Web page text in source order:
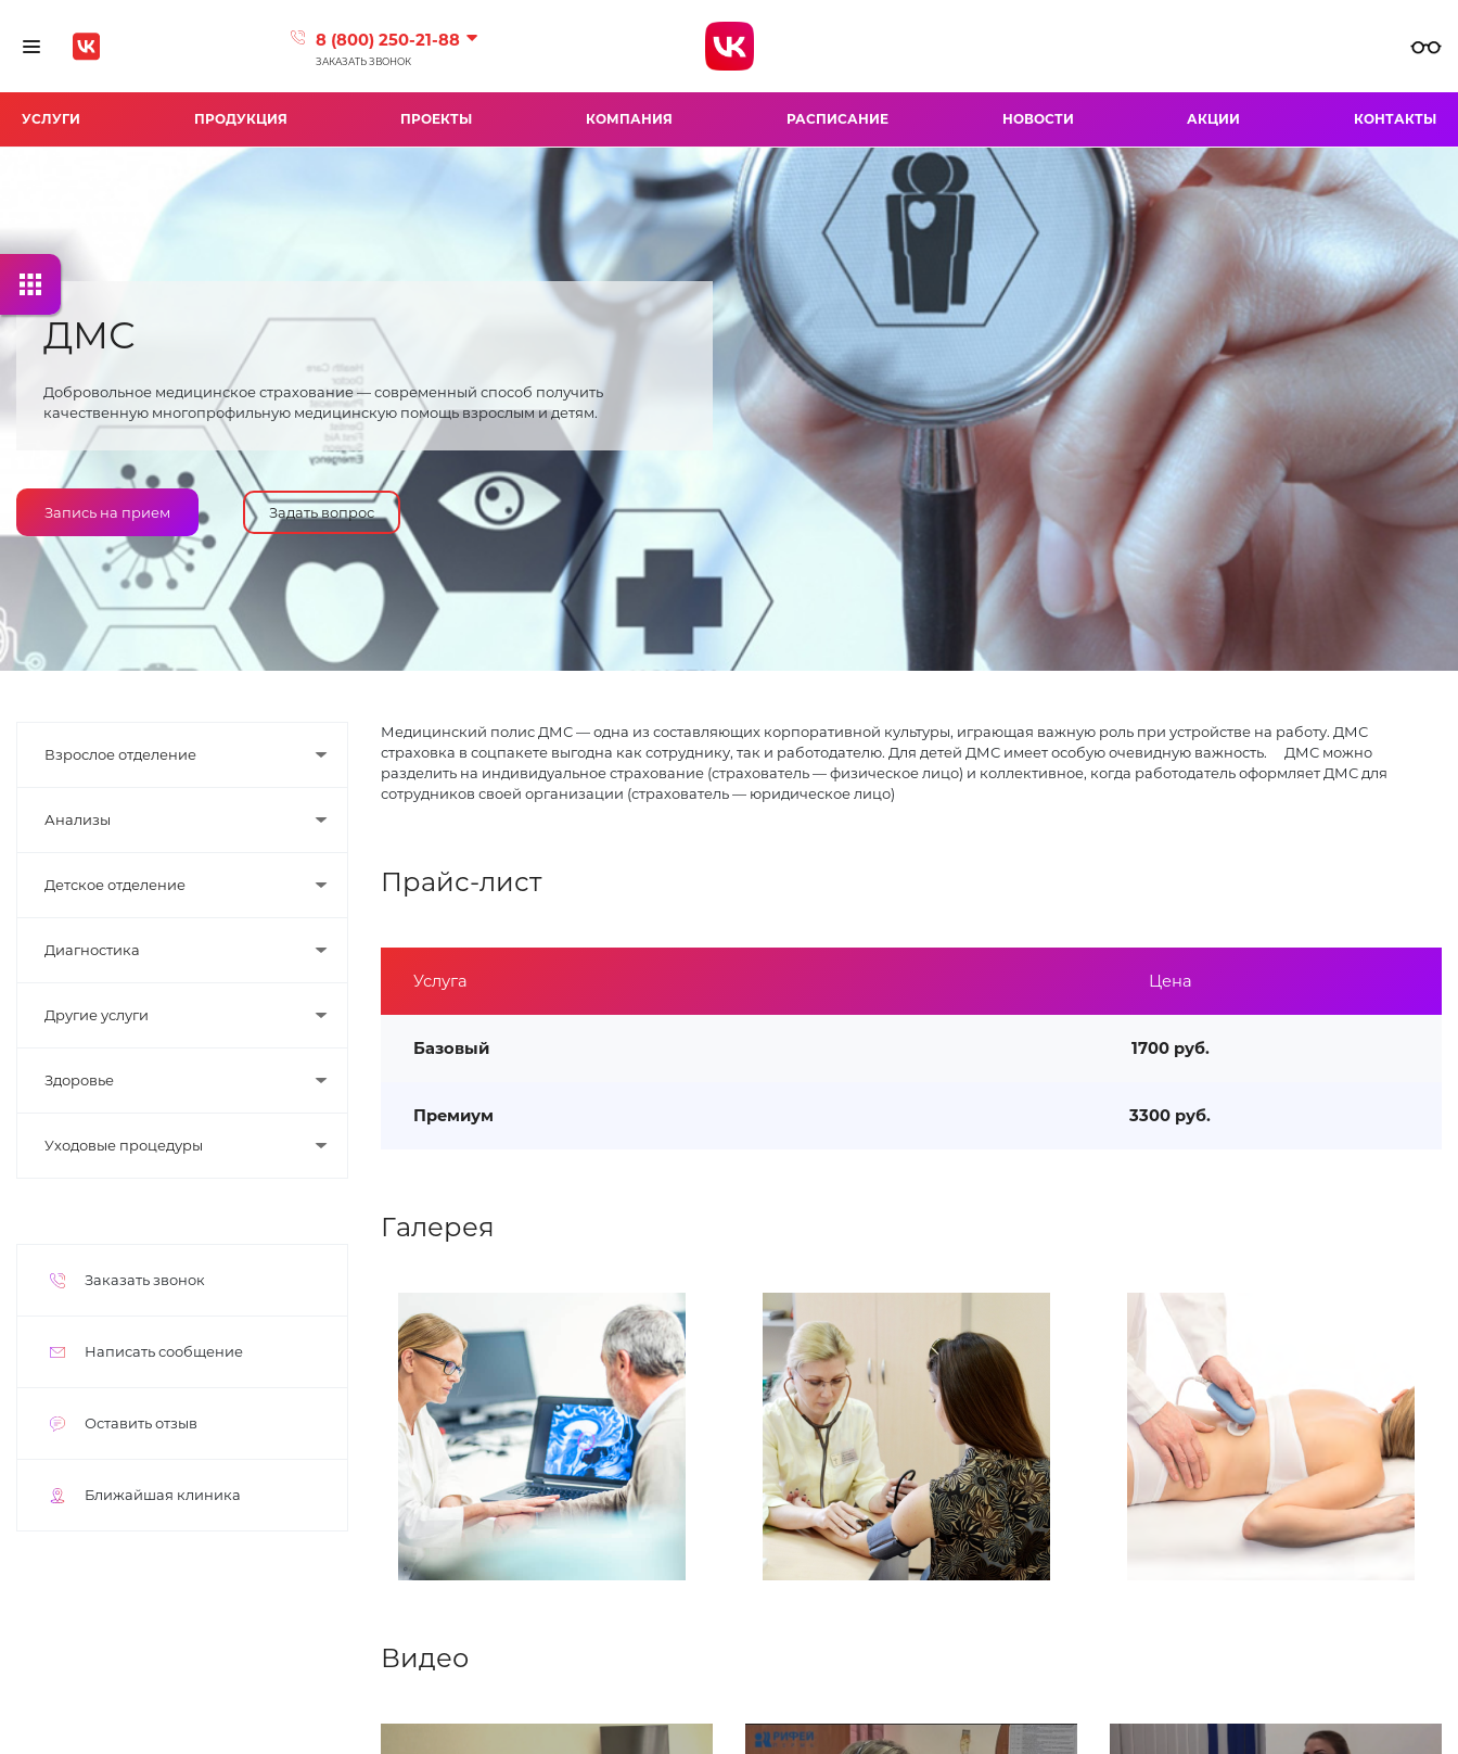
Toggle navigation 8 (800) 250-21-88
ЗАКАЗАТЬ ЗВОНОК
УСЛУГИ ПРОДУКЦИЯ ПРОЕКТЫ КОМПАНИЯ РАСПИСАНИЕ НОВОСТИ АКЦИИ КОНТАКТЫ
ДМС
Добровольное медицинское страхование — современный способ получить
качественную многопрофильную медицинскую помощь взрослым и детям.
Запись на прием Задать вопрос
Взрослое отделение
Анализы
Детское отделение
Диагностика
Другие услуги
Здоровье
Уходовые процедуры
Заказать звонок
Написать сообщение
Оставить отзыв
Ближайшая клиника
Медицинский полис ДМС — одна из составляющих корпоративной культуры, играющая важную роль при устройстве на работу. ДМС
страховка в соцпакете выгодна как сотруднику, так и работодателю. Для детей ДМС имеет особую очевидную важность. ДМС можно
разделить на индивидуальное страхование (страхователь — физическое лицо) и коллективное, когда работодатель оформляет ДМС для
сотрудников своей организации (страхователь — юридическое лицо)
Прайс-лист
Услуга Цена
Базовый 1700 руб.
Премиум 3300 руб.
Галерея
Видео